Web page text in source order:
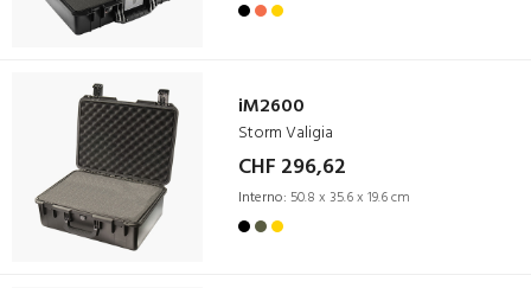
iM2600
Storm Valigia
CHF 296,62
Interno: 50.8 x 35.6 x 19.6 cm